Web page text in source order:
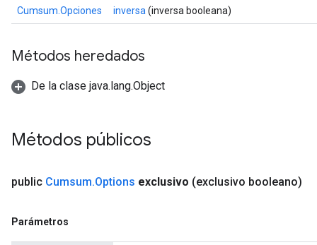
Cumsum.Opciones inversa (inversa booleana)
Métodos heredados
De la clase java.lang.Object
Métodos públicos
public Cumsum.Options exclusivo (exclusivo booleano)
Parámetros